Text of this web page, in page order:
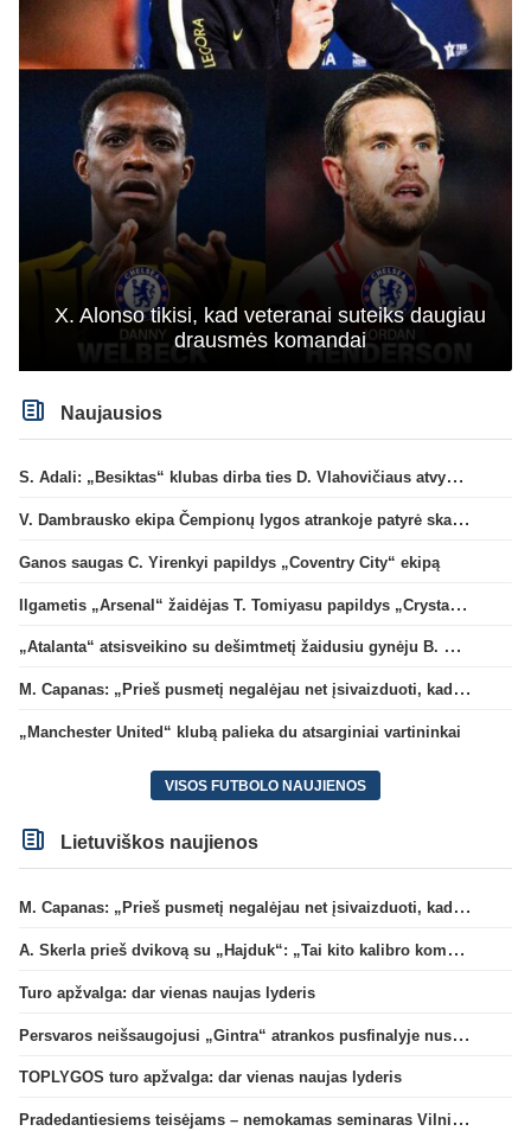
X. Alonso tikisi, kad veteranai suteiks daugiau
drausmės komandai
Naujausios
S. Adali: „Besiktas“ klubas dirba ties D. Vlahovičiaus atvykimu“
V. Dambrausko ekipa Čempionų lygos atrankoje patyrė skaudžią nesėkmę
Ganos saugas C. Yirenkyi papildys „Coventry City“ ekipą
Ilgametis „Arsenal“ žaidėjas T. Tomiyasu papildys „Crystal Palace“ ekipą
„Atalanta“ atsisveikino su dešimtmetį žaidusiu gynėju B. Djimsiti
M. Capanas: „Prieš pusmetį negalėjau net įsivaizduoti, kad žaisime prieš „Hajduk“
„Manchester United“ klubą palieka du atsarginiai vartininkai
VISOS FUTBOLO NAUJIENOS
Lietuviškos naujienos
M. Capanas: „Prieš pusmetį negalėjau net įsivaizduoti, kad žaisime prieš „Hajduk“
A. Skerla prieš dvikovą su „Hajduk“: „Tai kito kalibro komanda“
Turo apžvalga: dar vienas naujas lyderis
Persvaros neišsaugojusi „Gintra“ atrankos pusfinalyje nusileido Škotijos čempionėms
TOPLYGOS turo apžvalga: dar vienas naujas lyderis
Pradedantiesiems teisėjams – nemokamas seminaras Vilniuje šį penktadienį